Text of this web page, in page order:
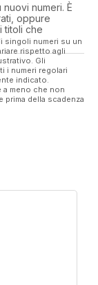
numeri. È
oppure
titoli che
singoli numeri su un
rispetto agli
Gli
i numeri regolari
indicato.
a meno che non
prima della scadenza